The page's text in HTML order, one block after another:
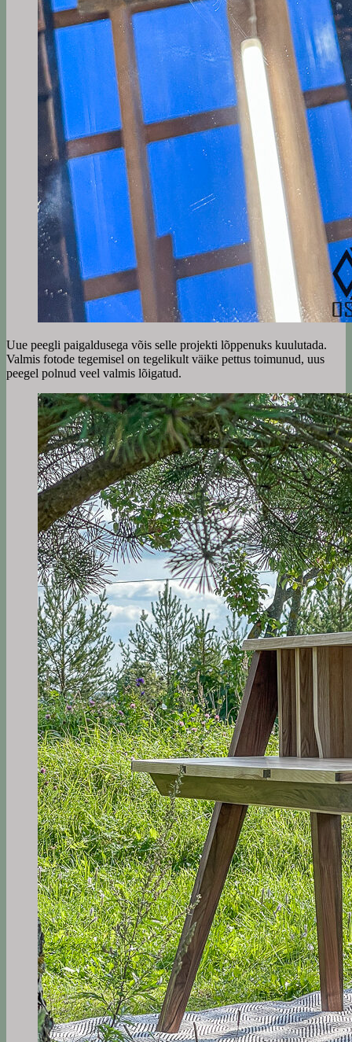
Uue peegli paigaldusega võis selle projekti lõppenuks kuulutada.
Valmis fotode tegemisel on tegelikult väike pettus toimunud, uus
peegel polnud veel valmis lõigatud.